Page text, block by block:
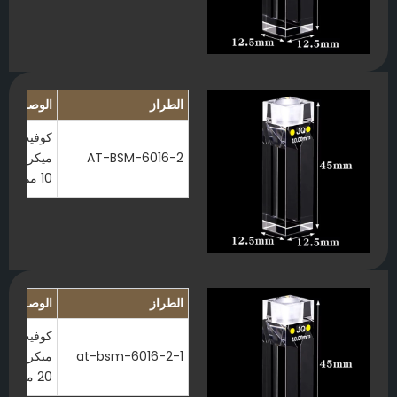
الطراز الوصف
AT-BSM-6016-2
10 مم
الطراز الوصف
at-bsm-6016-2-1
20 مم